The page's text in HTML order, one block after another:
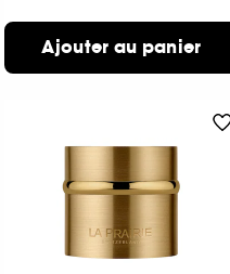
Ajouter au panier